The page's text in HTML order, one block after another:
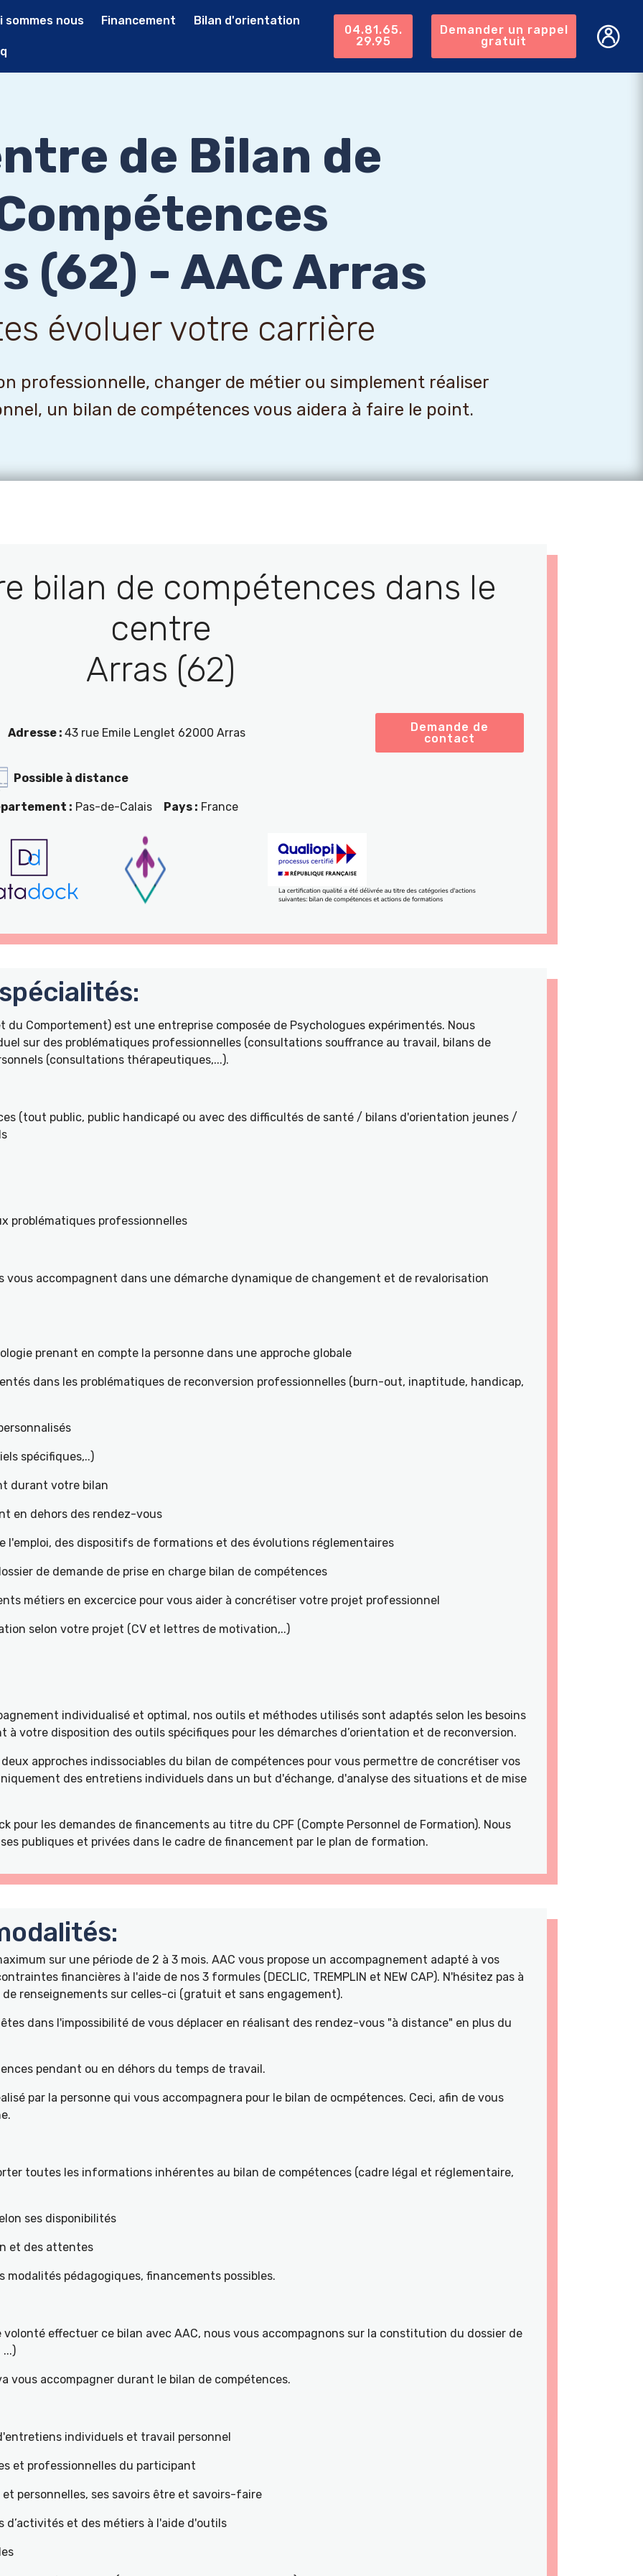
sommes nous Financement Bilan d'orientation
04.81.65.
29.95
Demander un rappel
gratuit
de Bilan de
(62) - AAC Arras
évoluer votre carrière
professionnelle, changer de métier ou simplement réaliser
un bilan de compétences vous aidera à faire le point.
bilan de compétences dans le
centre
Arras (62)
Adresse : 43 rue Emile Lenglet 62000 Arras
Demande de
contact
Possible à distance
: Pas-de-Calais Pays : France
Comportement) est une entreprise composée de Psychologues expérimentés. Nous
sur des problématiques professionnelles (consultations souffrance au travail, bilans de
(consultations thérapeutiques,...).
(tout public, public handicapé ou avec des difficultés de santé / bilans d'orientation jeunes /
problématiques professionnelles
vous accompagnent dans une démarche dynamique de changement et de revalorisation
prenant en compte la personne dans une approche globale
dans les problématiques de reconversion professionnelles (burn-out, inaptitude, handicap,
spécifiques,..)
durant votre bilan
en dehors des rendez-vous
l'emploi, des dispositifs de formations et des évolutions réglementaires
de demande de prise en charge bilan de compétences
métiers en excercice pour vous aider à concrétiser votre projet professionnel
selon votre projet (CV et lettres de motivation,..)
individualisé et optimal, nos outils et méthodes utilisés sont adaptés selon les besoins
à votre disposition des outils spécifiques pour les démarches d’orientation et de reconversion.
approches indissociables du bilan de compétences pour vous permettre de concrétiser vos
des entretiens individuels dans un but d'échange, d'analyse des situations et de mise
pour les demandes de financements au titre du CPF (Compte Personnel de Formation). Nous
publiques et privées dans le cadre de financement par le plan de formation.
sur une période de 2 à 3 mois. AAC vous propose un accompagnement adapté à vos
financières à l'aide de nos 3 formules (DECLIC, TREMPLIN et NEW CAP). N'hésitez pas à
renseignements sur celles-ci (gratuit et sans engagement).
dans l'impossibilité de vous déplacer en réalisant des rendez-vous "à distance" en plus du
pendant ou en déhors du temps de travail.
par la personne qui vous accompagnera pour le bilan de ocmpétences. Ceci, afin de vous
toutes les informations inhérentes au bilan de compétences (cadre légal et réglementaire,
ses disponibilités
et des attentes
pédagogiques, financements possibles.
effectuer ce bilan avec AAC, nous vous accompagnons sur la constitution du dossier de
vous accompagner durant le bilan de compétences.
individuels et travail personnel
et professionnelles du participant
personnelles, ses savoirs être et savoirs-faire
d’activités et des métiers à l'aide d'outils